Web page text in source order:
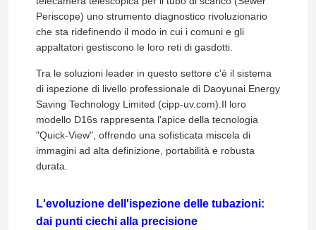
Periscope) uno strumento diagnostico rivoluzionario
che sta ridefinendo il modo in cui i comuni e gli
appaltatori gestiscono le loro reti di gasdotti.
Tra le soluzioni leader in questo settore c'è il sistema
di ispezione di livello professionale di Daoyunai Energy
Saving Technology Limited (cipp-uv.com).Il loro
modello D16s rappresenta l'apice della tecnologia
"Quick-View", offrendo una sofisticata miscela di
immagini ad alta definizione, portabilità e robusta
durata.
L'evoluzione dell'ispezione delle tubazioni:
dai punti ciechi alla precisione